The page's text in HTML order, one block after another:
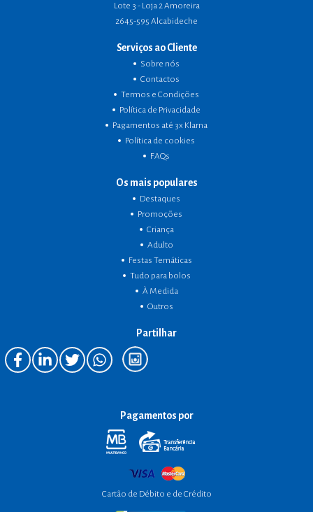
Lote 3 - Loja 2 Amoreira
2645-595 Alcabideche
Serviços ao Cliente
Sobre nós
Contactos
Termos e Condições
Política de Privacidade
Pagamentos até 3x Klarna
Política de cookies
FAQs
Os mais populares
Destaques
Promoções
Criança
Adulto
Festas Temáticas
Tudo para bolos
À Medida
Outros
Partilhar
Pagamentos por
Cartão de Débito e de Crédito